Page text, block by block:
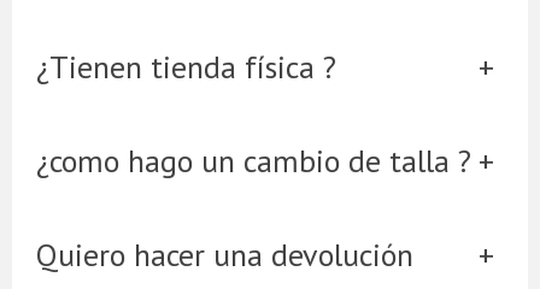
¿Tienen tienda física ?
¿como hago un cambio de talla ?
Quiero hacer una devolución